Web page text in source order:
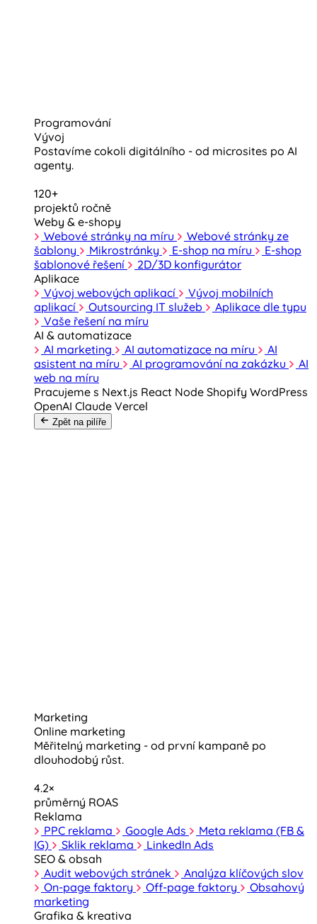
Programování
Vývoj
Postavíme cokoli digitálního - od microsites po AI
agenty.
120+
projektů ročně
Weby & e-shopy
Webové stránky na míru
Webové stránky ze
šablony
Mikrostránky E-shop na míru
E-shop
šablonové řešení
2D/3D konfigurátor
Aplikace
Vývoj webových aplikací
Vývoj mobilních
aplikací
Outsourcing IT služeb
Aplikace dle typu
Vaše řešení na míru
AI & automatizace
AI marketing
AI automatizace na míru
AI
asistent na míru
AI programování na zakázku
AI
web na míru
Pracujeme s Next.js React Node Shopify WordPress
OpenAI Claude Vercel
Zpět na pilíře
Marketing
Online marketing
Měřitelný marketing - od první kampaně po
dlouhodobý růst.
4.2×
průměrný ROAS
Reklama
PPC reklama
Google Ads
Meta reklama (FB &
IG)
Sklik reklama
LinkedIn Ads
SEO & obsah
Audit webových stránek
Analýza klíčových slov
On-page faktory
Off-page faktory
Obsahový
marketing
Grafika & kreativa